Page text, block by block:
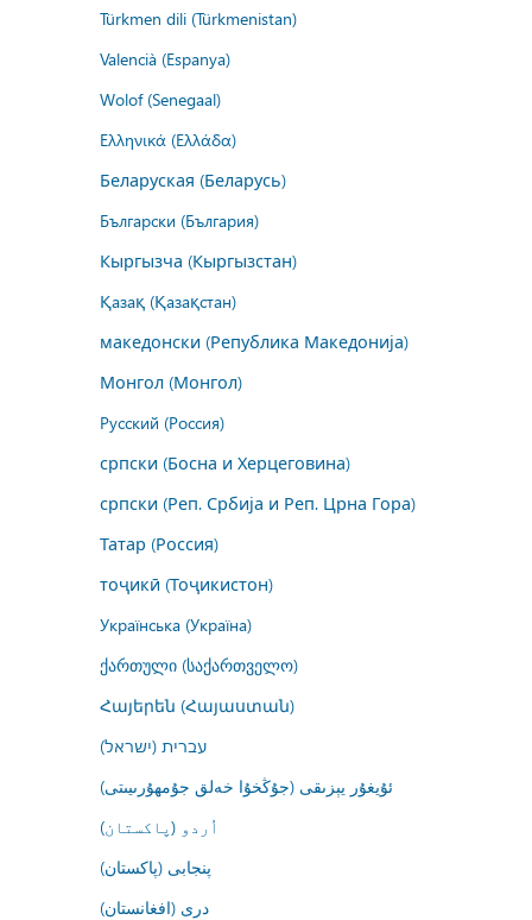
Türkmen dili (Türkmenistan)
Valencià (Espanya)
Wolof (Senegaal)
Ελληνικά (Ελλάδα)
Беларуская (Беларусь)
Български (България)
Кыргызча (Кыргызстан)
Қазақ (Қазақстан)
македонски (Република Македонија)
Монгол (Монгол)
Русский (Россия)
српски (Босна и Херцеговина)
српски (Реп. Србија и Реп. Црна Гора)
Татар (Россия)
тоҷикӣ (Тоҷикистон)
Українська (Україна)
ქართული (საქართველო)
Հայերեն (Հայաստան)
עברית (ישראל)
ئۇيغۇر يېزىقى (جۇڭخۇا خەلق جۇمھۇرىيىتى)
اُردو (پاکستان)
پنجابی (پاکستان)
درى (افغانستان)